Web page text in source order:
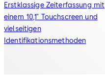
Erstklassige Zeiterfassung mit
einem 10,1" Touchscreen und
vielseitigen
Identifikationsmethoden